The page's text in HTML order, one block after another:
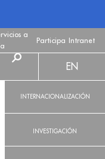
a
Participa Intranet
EN
INTERNACIONALIZACIÓN
INVESTIGACIÓN